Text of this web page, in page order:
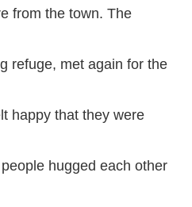
from the town. The
refuge, met again for the
happy that they were
hugged each other